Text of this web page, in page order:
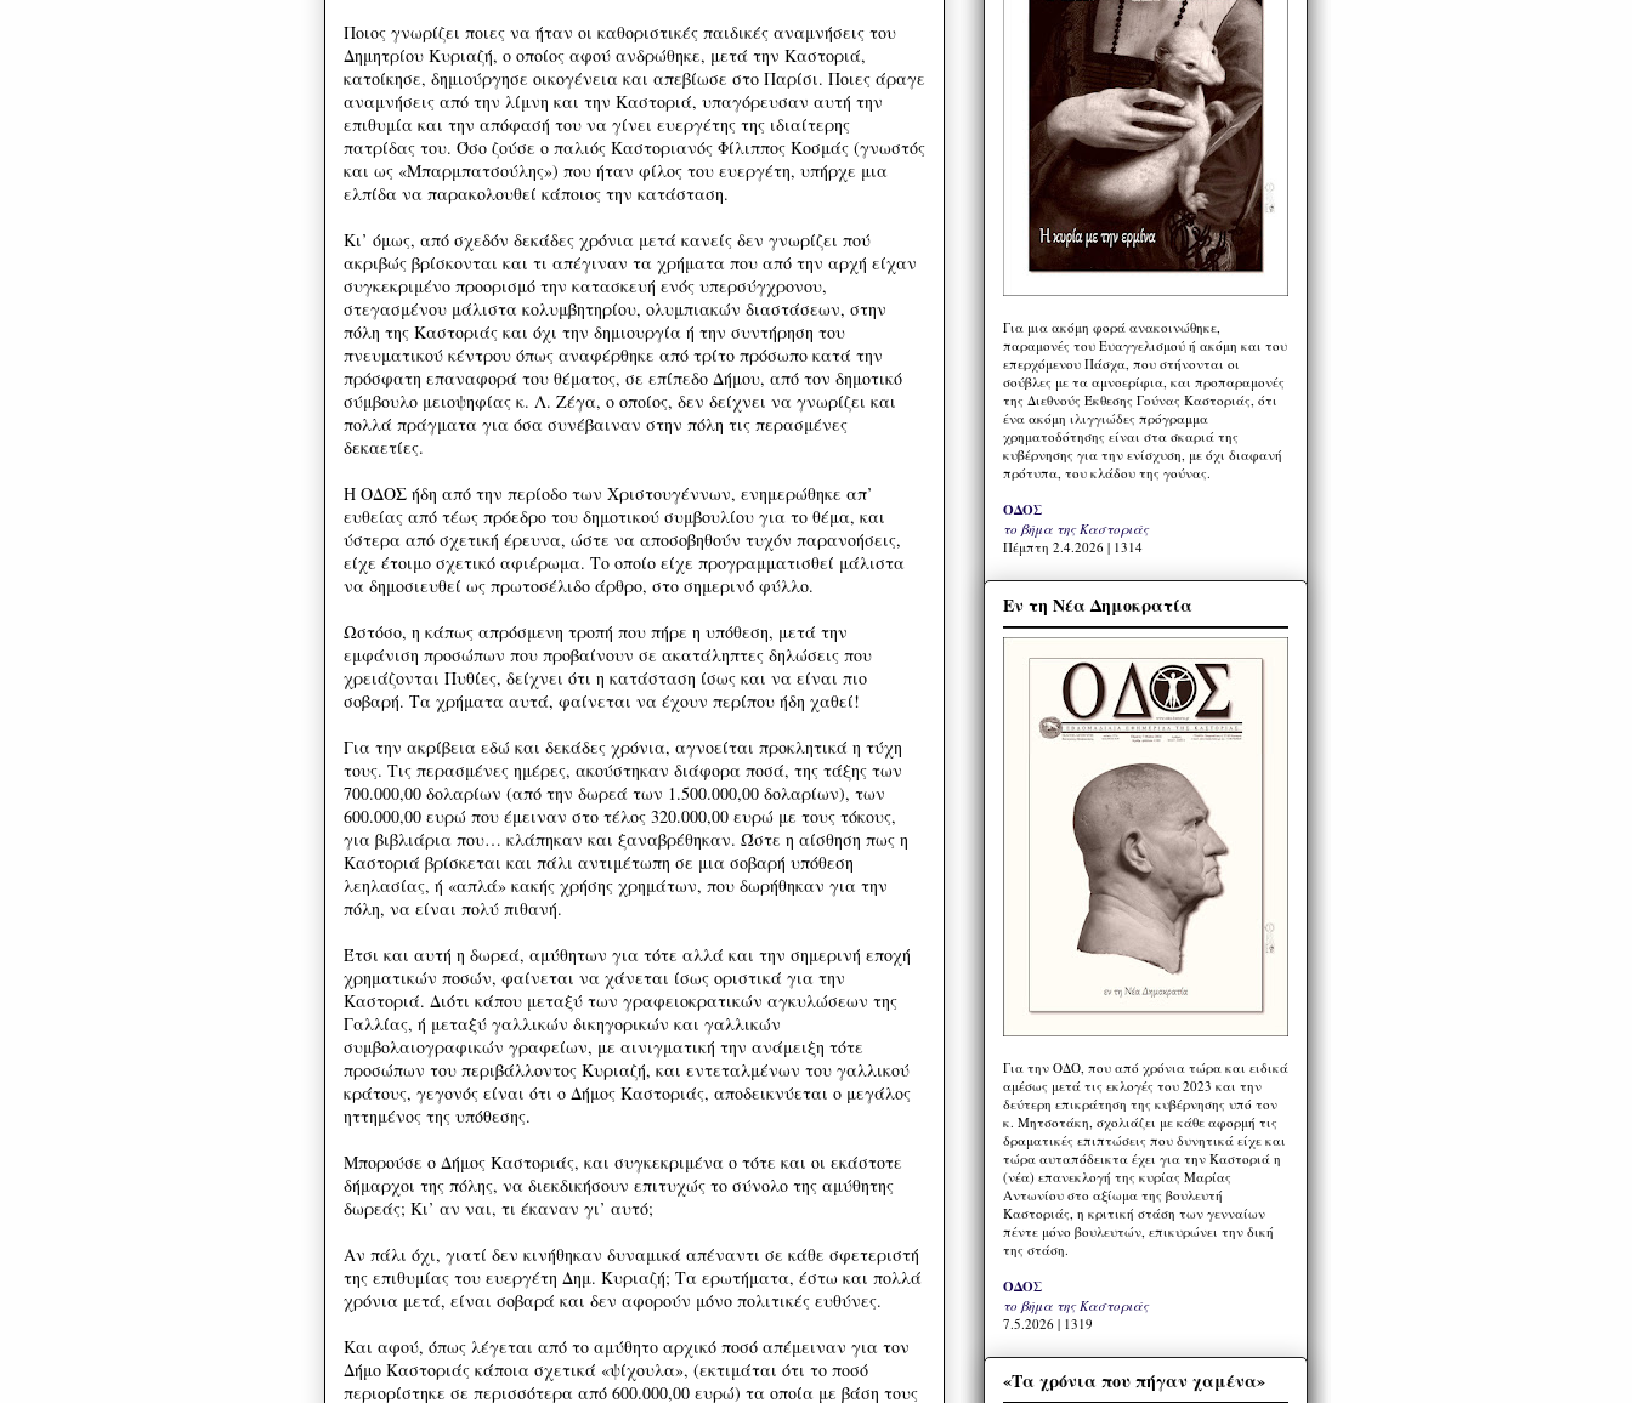
Ποιος γνωρίζει ποιες να ήταν οι καθοριστικές παιδικές αναμνήσεις του
Δημητρίου Κυριαζή, ο οποίος αφού ανδρώθηκε, μετά την Καστοριά,
κατοίκησε, δημιούργησε οικογένεια και απεβίωσε στο Παρίσι. Ποιες άραγε
αναμνήσεις από την λίμνη και την Καστοριά, υπαγόρευσαν αυτή την
επιθυμία και την απόφασή του να γίνει ευεργέτης της ιδιαίτερης
πατρίδας του. Όσο ζούσε ο παλιός Καστοριανός Φίλιππος Κοσμάς (γνωστός
και ως «Μπαρμπατσούλης») που ήταν φίλος του ευεργέτη, υπήρχε μια
ελπίδα να παρακολουθεί κάποιος την κατάσταση.
Κι’ όμως, από σχεδόν δεκάδες χρόνια μετά κανείς δεν γνωρίζει πού
ακριβώς βρίσκονται και τι απέγιναν τα χρήματα που από την αρχή είχαν
συγκεκριμένο προορισμό την κατασκευή ενός υπερσύγχρονου,
στεγασμένου μάλιστα κολυμβητηρίου, ολυμπιακών διαστάσεων, στην
πόλη της Καστοριάς και όχι την δημιουργία ή την συντήρηση του
πνευματικού κέντρου όπως αναφέρθηκε από τρίτο πρόσωπο κατά την
πρόσφατη επαναφορά του θέματος, σε επίπεδο Δήμου, από τον δημοτικό
σύμβουλο μειοψηφίας κ. Λ. Ζέγα, ο οποίος, δεν δείχνει να γνωρίζει και
πολλά πράγματα για όσα συνέβαιναν στην πόλη τις περασμένες
δεκαετίες.
Η ΟΔΟΣ ήδη από την περίοδο των Χριστουγέννων, ενημερώθηκε απ’
ευθείας από τέως πρόεδρο του δημοτικού συμβουλίου για το θέμα, και
ύστερα από σχετική έρευνα, ώστε να αποσοβηθούν τυχόν παρανοήσεις,
είχε έτοιμο σχετικό αφιέρωμα. Το οποίο είχε προγραμματισθεί μάλιστα
να δημοσιευθεί ως πρωτοσέλιδο άρθρο, στο σημερινό φύλλο.
Ωστόσο, η κάπως απρόσμενη τροπή που πήρε η υπόθεση, μετά την
εμφάνιση προσώπων που προβαίνουν σε ακατάληπτες δηλώσεις που
χρειάζονται Πυθίες, δείχνει ότι η κατάσταση ίσως και να είναι πιο
σοβαρή. Τα χρήματα αυτά, φαίνεται να έχουν περίπου ήδη χαθεί!
Για την ακρίβεια εδώ και δεκάδες χρόνια, αγνοείται προκλητικά η τύχη
τους. Τις περασμένες ημέρες, ακούστηκαν διάφορα ποσά, της τάξης των
700.000,00 δολαρίων (από την δωρεά των 1.500.000,00 δολαρίων), των
600.000,00 ευρώ που έμειναν στο τέλος 320.000,00 ευρώ με τους τόκους,
για βιβλιάρια που… κλάπηκαν και ξαναβρέθηκαν. Ώστε η αίσθηση πως η
Καστοριά βρίσκεται και πάλι αντιμέτωπη σε μια σοβαρή υπόθεση
λεηλασίας, ή «απλά» κακής χρήσης χρημάτων, που δωρήθηκαν για την
πόλη, να είναι πολύ πιθανή.
Έτσι και αυτή η δωρεά, αμύθητων για τότε αλλά και την σημερινή εποχή
χρηματικών ποσών, φαίνεται να χάνεται ίσως οριστικά για την
Καστοριά. Διότι κάπου μεταξύ των γραφειοκρατικών αγκυλώσεων της
Γαλλίας, ή μεταξύ γαλλικών δικηγορικών και γαλλικών
συμβολαιογραφικών γραφείων, με αινιγματική την ανάμειξη τότε
προσώπων του περιβάλλοντος Κυριαζή, και εντεταλμένων του γαλλικού
κράτους, γεγονός είναι ότι ο Δήμος Καστοριάς, αποδεικνύεται ο μεγάλος
ηττημένος της υπόθεσης.
Μπορούσε ο Δήμος Καστοριάς, και συγκεκριμένα ο τότε και οι εκάστοτε
δήμαρχοι της πόλης, να διεκδικήσουν επιτυχώς το σύνολο της αμύθητης
δωρεάς; Κι’ αν ναι, τι έκαναν γι’ αυτό;
Αν πάλι όχι, γιατί δεν κινήθηκαν δυναμικά απέναντι σε κάθε σφετεριστή
της επιθυμίας του ευεργέτη Δημ. Κυριαζή; Τα ερωτήματα, έστω και πολλά
χρόνια μετά, είναι σοβαρά και δεν αφορούν μόνο πολιτικές ευθύνες.
Και αφού, όπως λέγεται από το αμύθητο αρχικό ποσό απέμειναν για τον
Δήμο Καστοριάς κάποια σχετικά «ψίχουλα», (εκτιμάται ότι το ποσό
περιορίστηκε σε περισσότερα από 600.000,00 ευρώ) τα οποία με βάση τους
Για μια ακόμη φορά ανακοινώθηκε,
παραμονές του Ευαγγελισμού ή ακόμη και του
επερχόμενου Πάσχα, που στήνονται οι
σούβλες με τα αμνοερίφια, και προπαραμονές
της Διεθνούς Έκθεσης Γούνας Καστοριάς, ότι
ένα ακόμη ιλιγγιώδες πρόγραμμα
χρηματοδότησης είναι στα σκαριά της
κυβέρνησης για την ενίσχυση, με όχι διαφανή
πρότυπα, του κλάδου της γούνας.
ΟΔΟΣ
το βήμα της Καστοριάς
Πέμπτη 2.4.2026 | 1314
Εν τη Νέα Δημοκρατία
Για την ΟΔΟ, που από χρόνια τώρα και ειδικά
αμέσως μετά τις εκλογές του 2023 και την
δεύτερη επικράτηση της κυβέρνησης υπό τον
κ. Μητσοτάκη, σχολιάζει με κάθε αφορμή τις
δραματικές επιπτώσεις που δυνητικά είχε και
τώρα αυταπόδεικτα έχει για την Καστοριά η
(νέα) επανεκλογή της κυρίας Μαρίας
Αντωνίου στο αξίωμα της βουλευτή
Καστοριάς, η κριτική στάση των γενναίων
πέντε μόνο βουλευτών, επικυρώνει την δική
της στάση.
ΟΔΟΣ
το βήμα της Καστοριάς
7.5.2026 | 1319
«Τα χρόνια που πήγαν χαμένα»